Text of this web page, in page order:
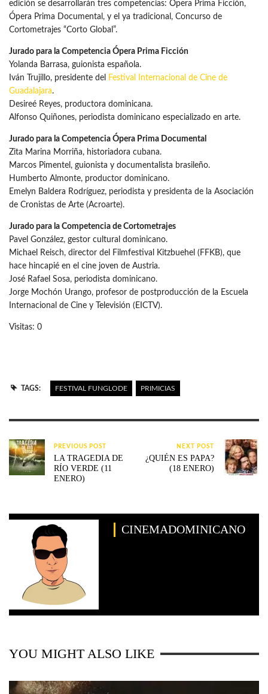
edición se desarrollarán tres competencias: Ópera Prima Ficción,
Ópera Prima Documental, y el ya tradicional, Concurso de
Cortometrajes “Corto Global”.
Jurado para la Competencia Ópera Prima Ficción
Yolanda Barrasa, guionista española.
Iván Trujillo, presidente del
Festival Internacional de Cine de
Guadalajara.
Desireé Reyes, productora dominicana.
Alfonso Quiñones, periodista dominicano especializado en arte.
Jurado para la Competencia Ópera Prima Documental
Zita Marina Morriña, historiadora cubana.
Marcos Pimentel, guionista y documentalista brasileño.
Humberto Almonte, productor dominicano.
Emelyn Baldera Rodríguez, periodista y presidenta de la Asociación
de Cronistas de Arte (Acroarte).
Jurado para la Competencia de Cortometrajes
Pavel González, gestor cultural dominicano.
Michael Reisch, director del Filmfestival Kitzbuehel (FFKB), que
hace hincapié en el cine joven de Austria.
José Rafael Sosa, periodista dominicano.
Jorge Mochón Urango, profesor de postproducción de la Escuela
Internacional de Cine y Televisión (EICTV).
Visitas: 0
TAGS: FESTIVAL FUNGLODE PRIMICIAS
PREVIOUS POST
LA TRAGEDIA DE
RÍO VERDE (11
ENERO)
NEXT POST
¿QUIÉN ES PAPA?
(18 ENERO)
CINEMADOMINICANO
YOU MIGHT ALSO LIKE